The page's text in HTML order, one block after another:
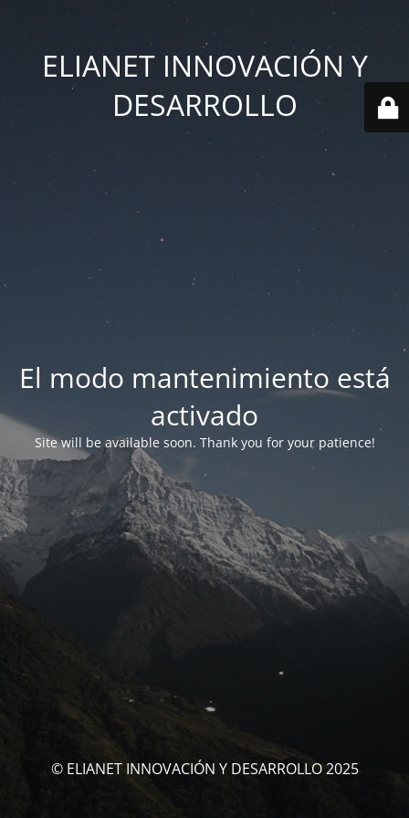
ELIANET INNOVACIÓN Y
DESARROLLO
El modo mantenimiento está
activado
Site will be available soon. Thank you for your patience!
© ELIANET INNOVACIÓN Y DESARROLLO 2025